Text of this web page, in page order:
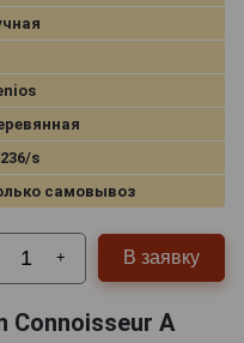
s
самовывоз
+ В заявку
Connoisseur A